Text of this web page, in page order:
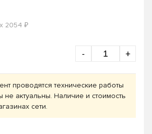
2054 ₽
- +
проводятся технические работы
не актуальны. Наличие и стоимость
сети.